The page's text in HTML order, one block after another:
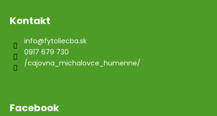
Kontakt
info@fytoliecba.sk
0917 679 730
/cajovna_michalovce_humenne/
Facebook